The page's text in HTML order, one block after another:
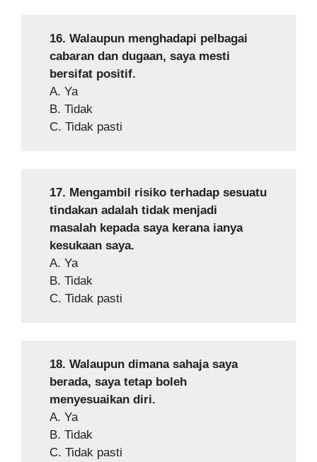
16. Walaupun menghadapi pelbagai
cabaran dan dugaan, saya mesti
bersifat positif.
A. Ya
B. Tidak
C. Tidak pasti
17. Mengambil risiko terhadap sesuatu
tindakan adalah tidak menjadi
masalah kepada saya kerana ianya
kesukaan saya.
A. Ya
B. Tidak
C. Tidak pasti
18. Walaupun dimana sahaja saya
berada, saya tetap boleh
menyesuaikan diri.
A. Ya
B. Tidak
C. Tidak pasti